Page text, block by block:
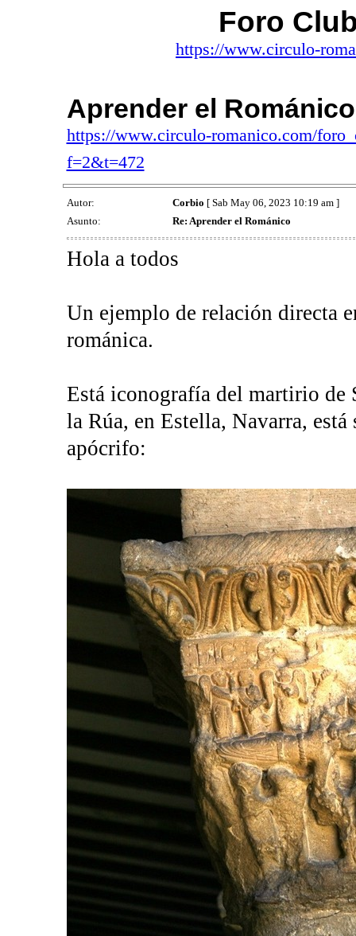
Foro
https://www.circulo-
Aprender el Románico
https://www.circulo-romanico.com/
f=2&t=472
Autor: Corbio [ Sab May 06, 2023 10:19 am ]
Asunto:
Re: Aprender el Románico
Hola a todos
Un ejemplo de relación directa
románica.
Está iconografía del martirio de
la Rúa, en Estella, Navarra,
apócrifo: